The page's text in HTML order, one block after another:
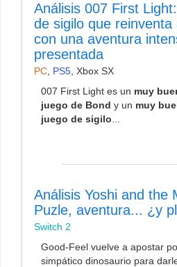
Análisis 007 First
de sigilo que reinventa
con una aventura
presentada
PC, PS5, Xbox SX
007 First Light es un muy
juego de Bond y un muy
juego de sigilo...
Análisis Yoshi and the
Puzle, aventura... ¿y
Switch 2
Good-Feel vuelve a apostar
simpático dinosaurio para